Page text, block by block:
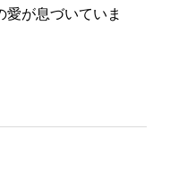
愛が息づいていま